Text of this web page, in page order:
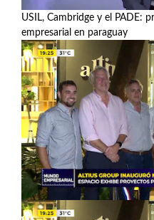
USIL, Cambridge y el PADE:
empresarial en paraguay
Ver más